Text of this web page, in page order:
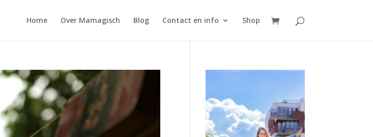
Home Over Mamagisch Blog Contact en info Shop